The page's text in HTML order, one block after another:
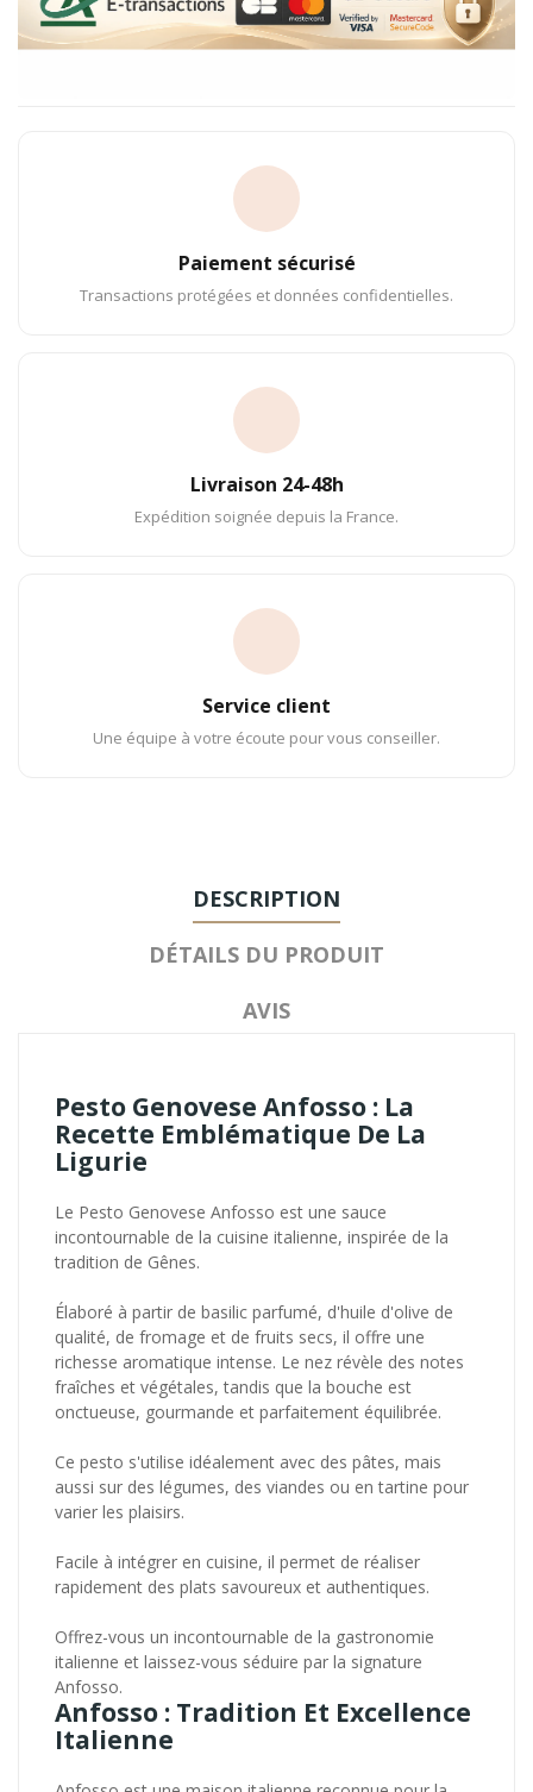
Paiement sécurisé
Transactions protégées et données confidentielles.
Livraison 24-48h
Expédition soignée depuis la France.
Service client
Une équipe à votre écoute pour vous conseiller.
DESCRIPTION
DÉTAILS DU PRODUIT
AVIS
Pesto Genovese Anfosso : La
Recette Emblématique De La
Ligurie
Le Pesto Genovese Anfosso est une sauce
incontournable de la cuisine italienne, inspirée de la
tradition de Gênes.
Élaboré à partir de basilic parfumé, d'huile d'olive de
qualité, de fromage et de fruits secs, il offre une
richesse aromatique intense. Le nez révèle des notes
fraîches et végétales, tandis que la bouche est
onctueuse, gourmande et parfaitement équilibrée.
Ce pesto s'utilise idéalement avec des pâtes, mais
aussi sur des légumes, des viandes ou en tartine pour
varier les plaisirs.
Facile à intégrer en cuisine, il permet de réaliser
rapidement des plats savoureux et authentiques.
Offrez-vous un incontournable de la gastronomie
italienne et laissez-vous séduire par la signature
Anfosso.
Anfosso : Tradition Et Excellence
Italienne